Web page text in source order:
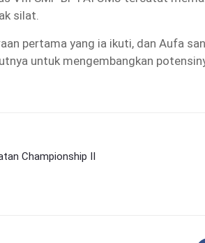
silat.
pertama yang ia ikuti, dan Aufa
untuk mengembangkan
Championship II